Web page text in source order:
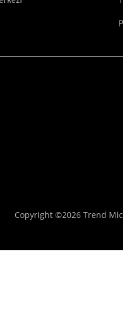
Copyright ©2026 Trend